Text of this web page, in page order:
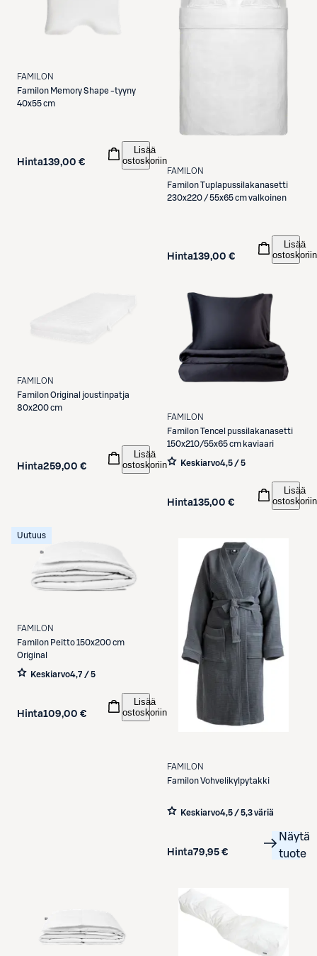
FAMILON
Familon Memory Shape -tyyny
40x55 cm
Hinta139,00 €
Lisää
ostoskoriin
FAMILON
FamilonTuplapussilakanasetti
230x220 / 55x65 cm valkoinen
Hinta139,00 €
Lisää
ostoskoriin
FAMILON
FamilonOriginal joustinpatja
80x200 cm
Hinta259,00 €
Lisää
ostoskoriin
FAMILON
Familon Tencel pussilakanasetti
150x210/55x65 cm kaviaari
Keskiarvo4,5 / 5
Hinta135,00 €
Lisää
ostoskoriin
Uutuus
FAMILON
Familon Peitto 150x200 cm
Original
Keskiarvo4,7 / 5
Hinta109,00 €
Lisää
ostoskoriin
FAMILON
FamilonVohvelikylpytakki
Keskiarvo4,5 / 5,3 väriä
Hinta79,95 €
Näytä
tuote